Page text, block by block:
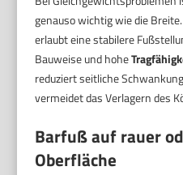
genauso wichtig wie die
erlaubt eine stabilere
Bauweise und hohe
reduziert seitliche
vermeidet das Verlagern des
Barfuß auf rauer
Oberfläche